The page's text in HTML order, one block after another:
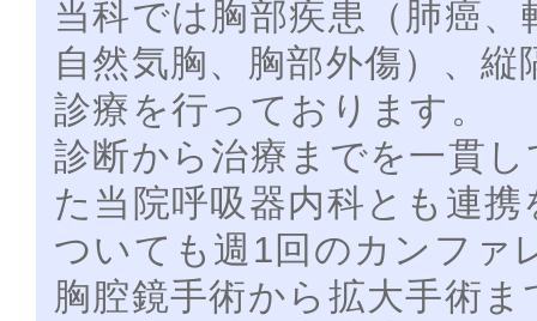
当科では胸部疾患（肺癌
自然気胸、胸部外傷）、
診療を行っております。
診断から治療までを一貫
た当院呼吸器内科とも連
ついても週1回のカンファ
胸腔鏡手術から拡大手術